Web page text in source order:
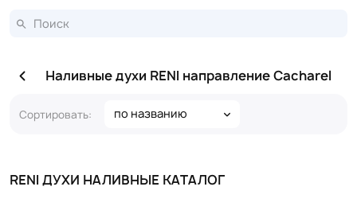
Наливные духи RENI направление Cacharel
Сортировать: по названию
RENI ДУХИ НАЛИВНЫЕ КАТАЛОГ